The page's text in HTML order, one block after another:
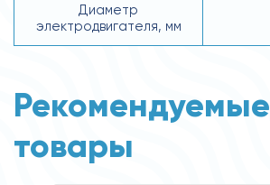
Диаметр
электродвигателя, мм
Рекомендуемые
товары